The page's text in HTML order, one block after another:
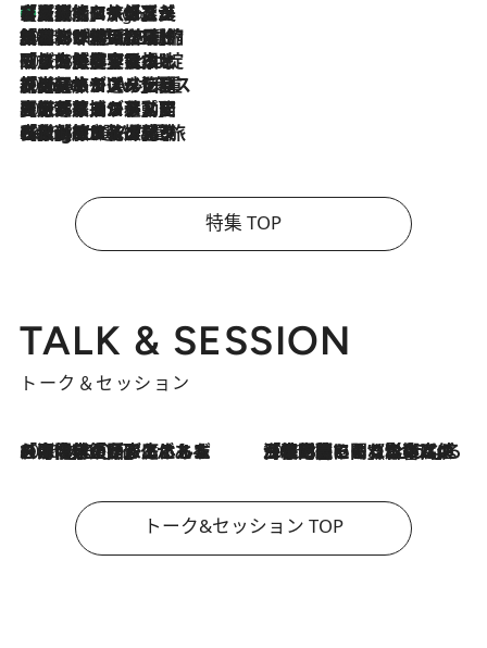
8 Hours Ago
【厳選旅コスメ】「多機能アイテムがメイン！」旅好き美容エディターが選んだ夏旅ベストコスメを発表【Mサイズジップ】
2026.8.6
「荷物が増えるほど旅ストレスは増す」美容ジャーナリストがたどり着いた最終結論。“化粧品を劇的に減らす”感動の凝縮美容とは
2026.8.6
「旅先には金髪ウィッグを持参」日本と同じメイクでは損してる!? 美容ジャーナリストが提案する“掟破りの旅美容”とは
2026.8.6
【厳選旅コスメ】「身軽さ＆UV対策重視！」ヘアアーティストshucoが選んだ夏旅ベストコスメを発表【Mサイズジップ】
2026.8.5
【厳選旅コスメ】国内をあちこち移動する河井菜摘が選んだ夏旅ベストコスメ発表！「リラックスアイテムはマスト」【Mサイズジップ】
2026.8.4
【厳選旅コスメ】「紫外線＆乾燥対策しながらメイク感も！」ヘア＆メイクGeorgeが選んだ夏旅ベストコスメを発表！【Mサイズジップ】
特集 TOP
TALK & SESSION
トーク＆セッション
2026.8.3
「今後値上げがあるとすれば…」「リスクがあるのは今年の冬」エネルギー専門家が語る、ホルムズ海峡封鎖が家庭にもたらす“ある心配” 2026.8.3
「住宅建てられない…」「サーチャージ料の高値が続いている」ホルムズ海峡封鎖による影響はいつまで続く？《エネルギー専門家に聞く“どうなる日本の暮らし”》
トーク&セッション TOP